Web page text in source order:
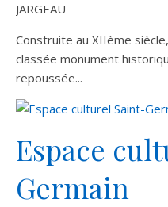
JARGEAU
Construite au XIIème
classée monument
repoussée...
Espace
Germain